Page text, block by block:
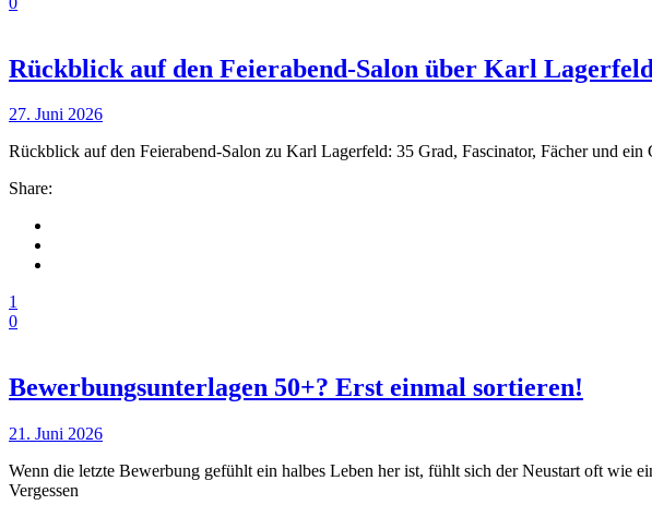
Rückblick auf den Feierabend-Salon über Karl
27. Juni 2026
Rückblick auf den Feierabend-Salon zu Karl Lagerfeld: 35 Grad, Fascinator, Fächer und
Share:
1
0
Bewerbungsunterlagen 50+? Erst einmal sortieren!
21. Juni 2026
Wenn die letzte Bewerbung gefühlt ein halbes Leben her ist, fühlt sich der Neustart oft wie
Vergessen